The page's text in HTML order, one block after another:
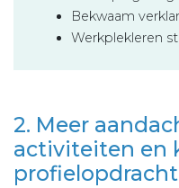
Bekwaam
Werkplekleren
2. Meer
activiteiten en
profielopdracht